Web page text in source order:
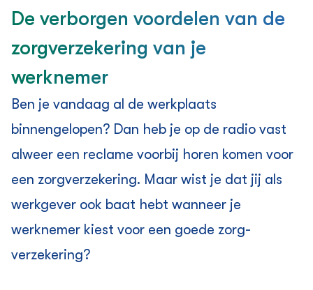
De verborgen voordelen van de
zorg­verzekering van je
werknemer
Ben je vandaag al de werkplaats
binnengelopen? Dan heb je op de radio vast
alweer een reclame voorbij horen komen voor
een zorg­verzekering. Maar wist je dat jij als
werkgever ook baat hebt wanneer je
werknemer kiest voor een goede zorg­
verzekering?